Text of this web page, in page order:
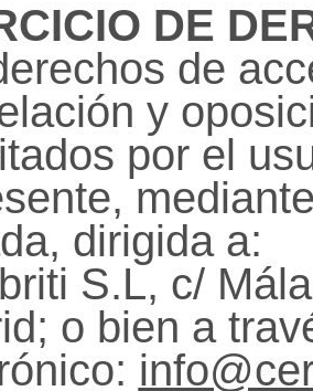
DE
de
y
por el
dirigida a:
S.L, c/
o bien a